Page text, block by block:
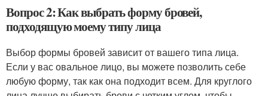
Вопрос 2: Как выбрать форму бровей,
подходящую моему типу лица
Выбор формы бровей зависит от вашего типа лица.
Если у вас овальное лицо, вы можете позволить себе
любую форму, так как она подходит всем. Для круглого